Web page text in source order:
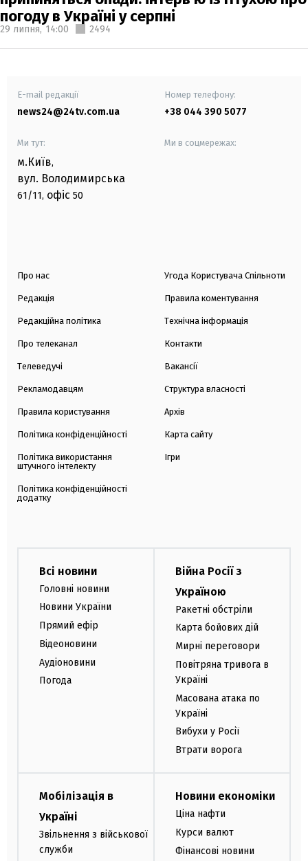
погоду в Україні у серпні
29 липня, 14:00 2494
E-mail редакції
news24@24tv.com.ua
Номер телефону:
+38 044 390 5077
Ми тут:
м.Київ,
вул. Володимирська
61/11, офіс 50
Ми в соцмережах:
Про нас
Редакція
Редакційна політика
Про телеканал
Телеведучі
Рекламодавцям
Правила користування
Політика конфіденційності
Політика використання
штучного інтелекту
Політика конфіденційності
додатку
Угода Користувача Спільноти
Правила коментування
Технічна інформація
Контакти
Вакансії
Структура власності
Архів
Карта сайту
Ігри
Всі новини
Головні новини
Новини України
Прямий ефір
Відеоновини
Аудіоновини
Погода
Війна Росії з
Україною
Ракетні обстріли
Карта бойових дій
Мирні переговори
Повітряна тривога в
Україні
Масована атака по
Україні
Вибухи у Росії
Втрати ворога
Мобілізація в
Україні
Звільнення з військової
служби
Новини економіки
Ціна нафти
Курси валют
Фінансові новини